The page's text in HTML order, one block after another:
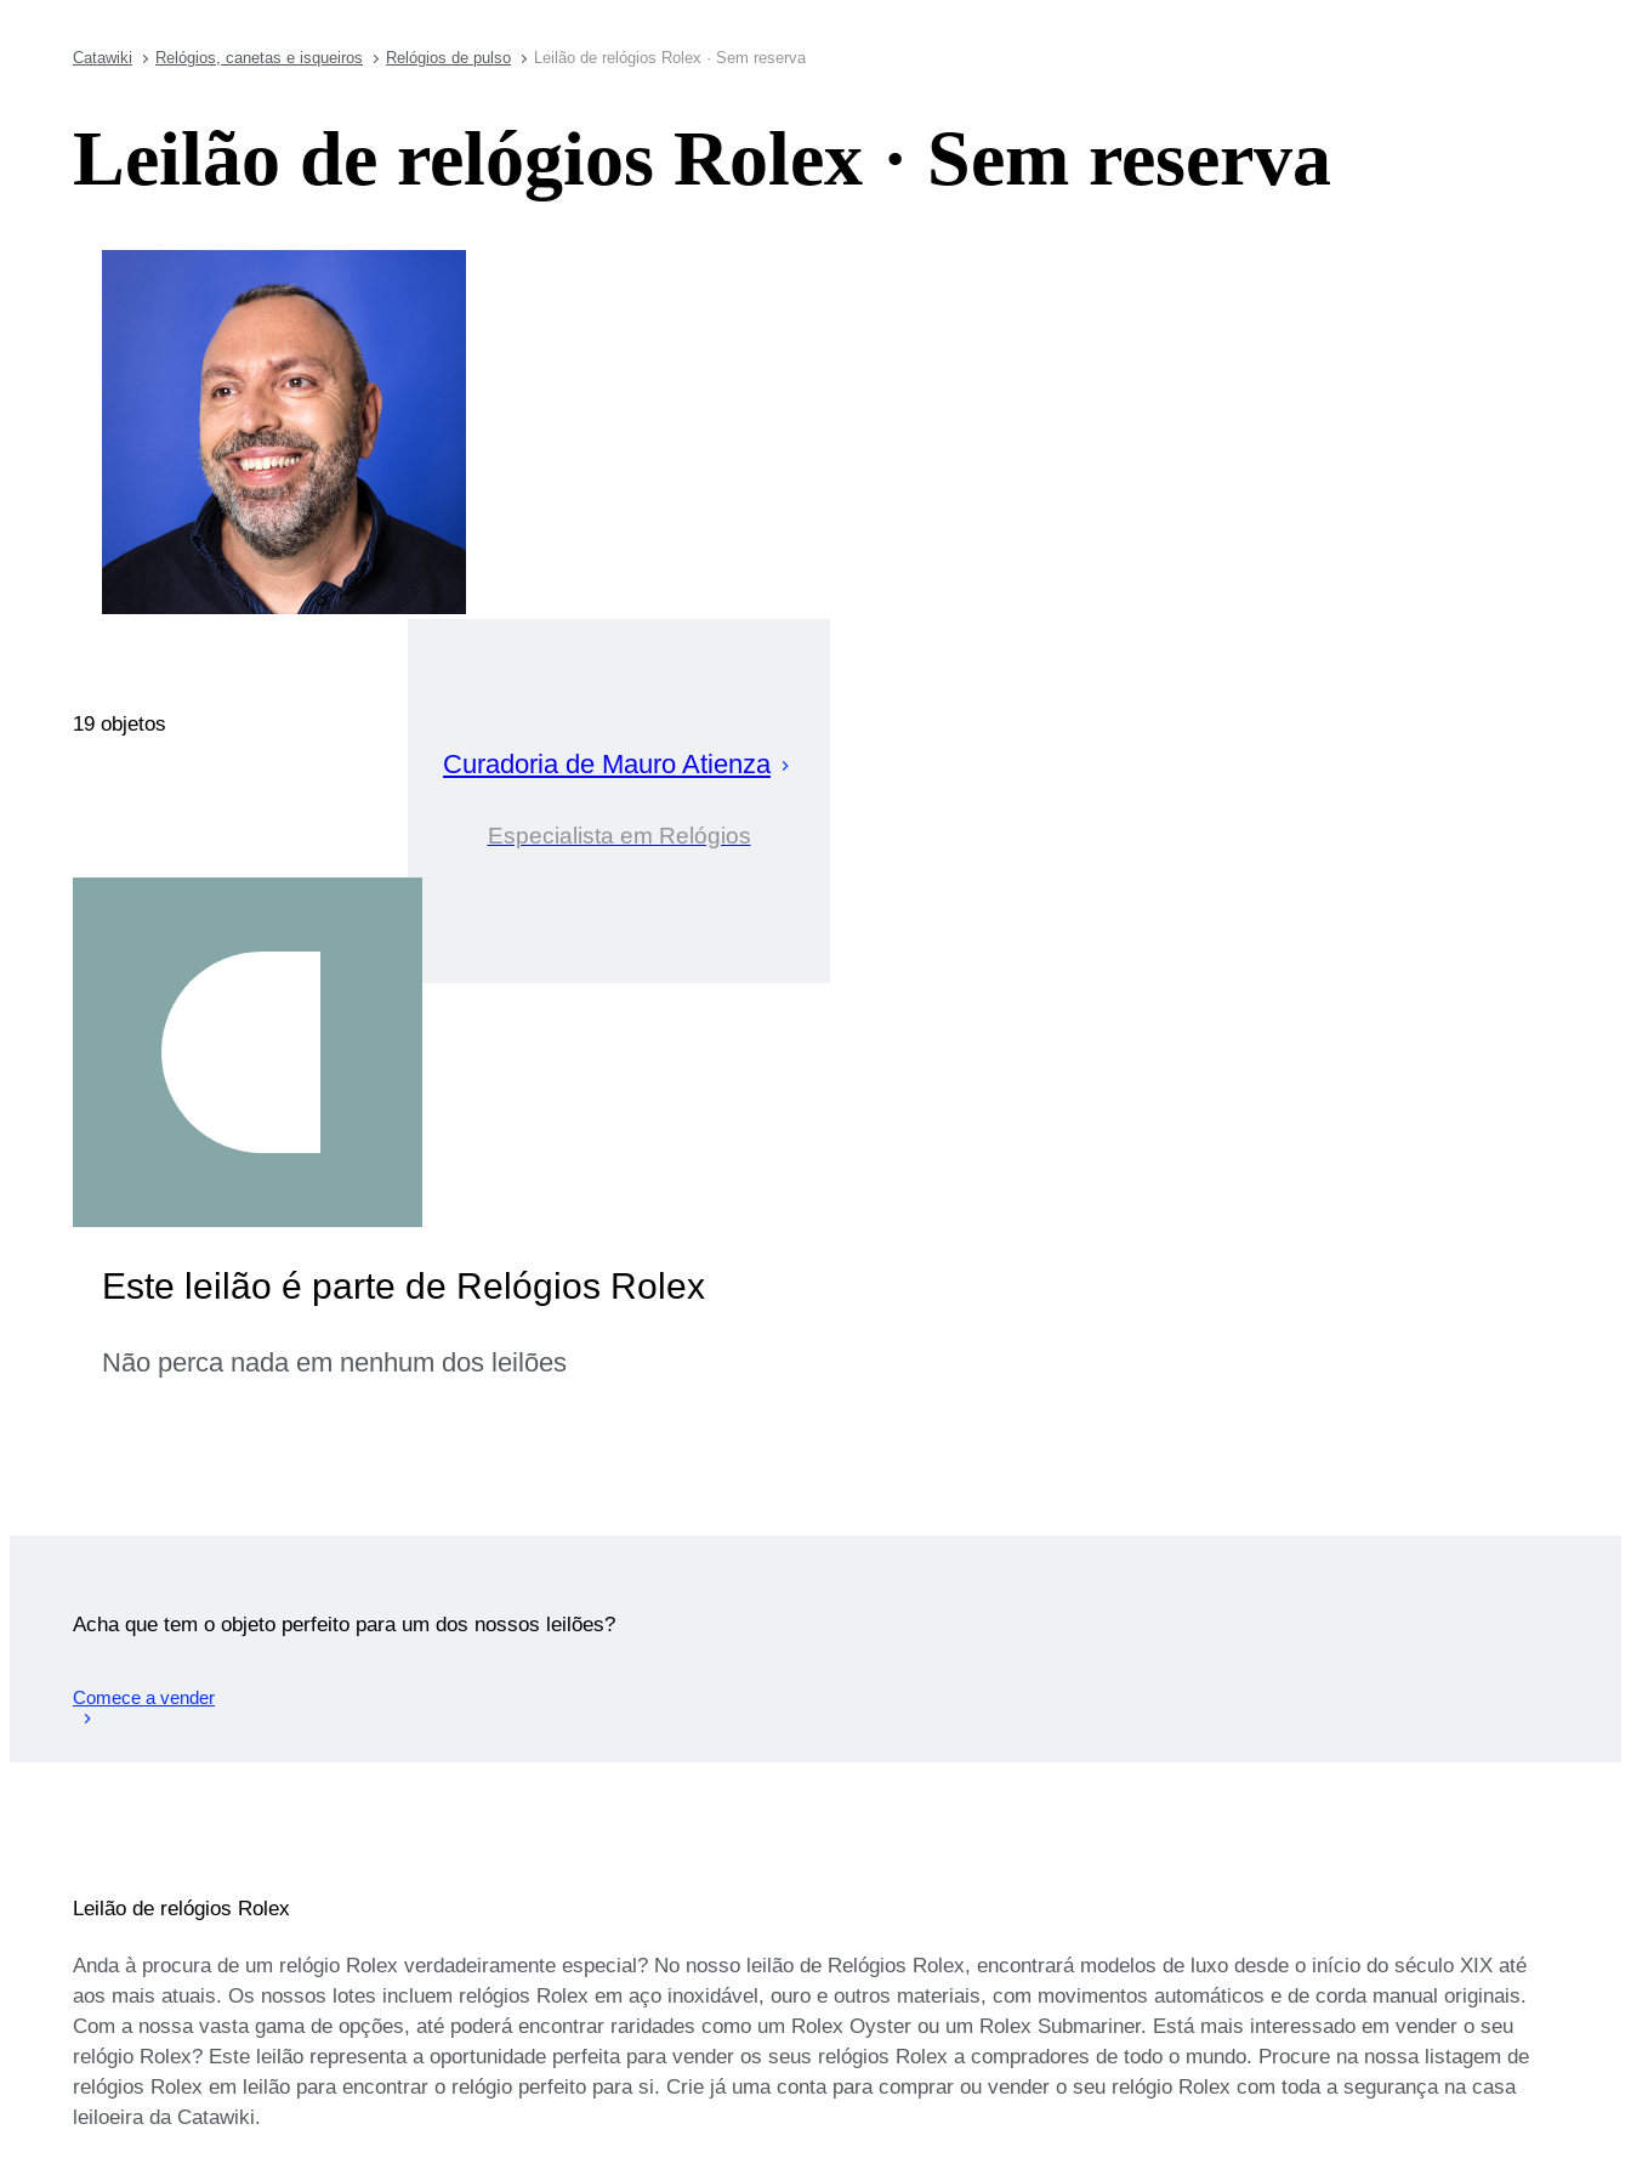
Catawiki Relógios, canetas e isqueiros Relógios de pulso Leilão de relógios Rolex · Sem reserva
Leilão de relógios Rolex · Sem reserva
Curadoria de Mauro Atienza
Especialista em Relógios
19 objetos
Este leilão é parte de Relógios Rolex
Não perca nada em nenhum dos leilões
Acha que tem o objeto perfeito para um dos nossos leilões?
Comece a vender
Leilão de relógios Rolex
Anda à procura de um relógio Rolex verdadeiramente especial? No nosso leilão de Relógios Rolex, encontrará modelos de luxo desde o início do século XIX até
aos mais atuais. Os nossos lotes incluem relógios Rolex em aço inoxidável, ouro e outros materiais, com movimentos automáticos e de corda manual originais.
Com a nossa vasta gama de opções, até poderá encontrar raridades como um Rolex Oyster ou um Rolex Submariner. Está mais interessado em vender o seu
relógio Rolex? Este leilão representa a oportunidade perfeita para vender os seus relógios Rolex a compradores de todo o mundo. Procure na nossa listagem de
relógios Rolex em leilão para encontrar o relógio perfeito para si. Crie já uma conta para comprar ou vender o seu relógio Rolex com toda a segurança na casa
leiloeira da Catawiki.